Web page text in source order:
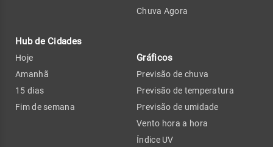
Hub de Cidades
Hoje
Amanhã
15 dias
Fim de semana
Chuva Agora
Gráficos
Previsão de chuva
Previsão de temperatura
Previsão de umidade
Vento hora a hora
Índice UV